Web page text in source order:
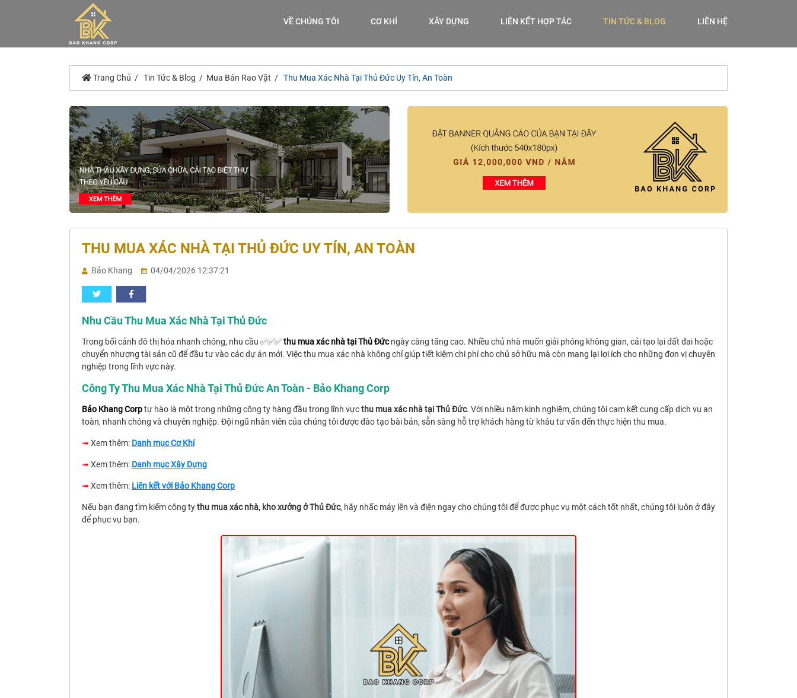
VỀ CHÚNG TÔI CƠ KHÍ XÂY DỰNG LIÊN KẾT HỢP TÁC TIN TỨC & BLOG LIÊN HỆ
Trang Chủ Tin Tức & Blog Mua Bán Rao Vặt Thu Mua Xác Nhà Tại Thủ Đức Uy Tín, An Toàn
THU MUA XÁC NHÀ TẠI THỦ ĐỨC UY TÍN, AN TOÀN
Bảo Khang 04/04/2026 12:37:21
Nhu Cầu Thu Mua Xác Nhà Tại Thủ Đức
Trong bối cảnh đô thị hóa nhanh chóng, nhu cầu ✅✅✅thu mua xác nhà tại Thủ Đứcngày càng tăng cao. Nhiều chủ nhà muốn giải phóng không gian, cải tạo lại đất đai hoặc
chuyển nhượng tài sản cũ để đầu tư vào các dự án mới. Việc thu mua xác nhà không chỉ giúp tiết kiệm chi phí cho chủ sở hữu mà còn mang lại lợi ích cho những đơn vị chuyên
nghiệp trong lĩnh vực này.
Công Ty Thu Mua Xác Nhà Tại Thủ Đức An Toàn - Bảo Khang Corp
Bảo Khang Corptự hào là một trong những công ty hàng đầu trong lĩnh vựcthu mua xác nhà tại Thủ Đức. Với nhiều năm kinh nghiệm, chúng tôi cam kết cung cấp dịch vụ an
toàn, nhanh chóng và chuyên nghiệp. Đội ngũ nhân viên của chúng tôi được đào tạo bài bản, sẵn sàng hỗ trợ khách hàng từ khâu tư vấn đến thực hiện thu mua.
➟ Xem thêm: Danh mục Cơ Khí
➟ Xem thêm: Danh mục Xây Dựng
➟ Xem thêm: Liên kết với Bảo Khang Corp
Nếu bạn đang tìm kiếm công tythu mua xác nhà, kho xưởng ở Thủ Đức, hãy nhấc máy lên và điện ngay cho chúng tôi để được phục vụ một cách tốt nhất, chúng tôi luôn ở đây
để phục vụ bạn.